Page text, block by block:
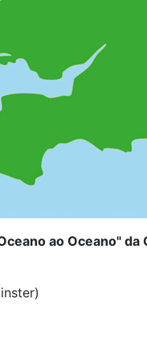
ao Oceano"